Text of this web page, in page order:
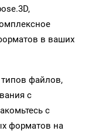
в ваших
файлов,
с
с
форматов на